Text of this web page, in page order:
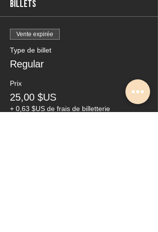
Billets
Vente expirée
Type de billet
Regular
Prix
25,00 $US
+ 0,63 $US de frais de billetterie